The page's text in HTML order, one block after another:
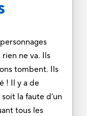
ne va. Ils
tombent. Ils
! Il y a de
la faute d’un
tous les